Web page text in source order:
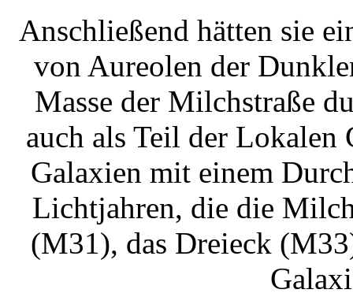
Anschließend hätten sie
von Aureolen der
Masse der Milchstraße
auch als Teil der Lokalen
Galaxien mit einem
Lichtjahren, die die
(M31), das Dreieck